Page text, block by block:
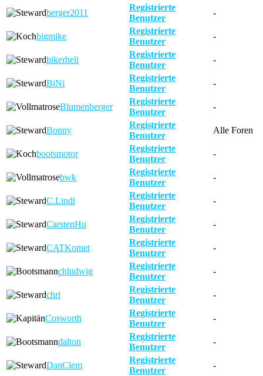
berger2011
Registrierte
Benutzer
-
bigmike
Registrierte
Benutzer
-
bikerheli
Registrierte
Benutzer
-
BiNi
Registrierte
Benutzer
-
Blumenberger
Registrierte
Benutzer
-
Bonny
Registrierte
Benutzer
Alle Foren
bootsmotor
Registrierte
Benutzer
-
bwk
Registrierte
Benutzer
-
C.Lindi
Registrierte
Benutzer
-
CarstenHu
Registrierte
Benutzer
-
CATKomet
Registrierte
Benutzer
-
chludwig
Registrierte
Benutzer
-
chri
Registrierte
Benutzer
-
Cosworth
Registrierte
Benutzer
-
dalton
Registrierte
Benutzer
-
DanClem
Registrierte
Benutzer
-